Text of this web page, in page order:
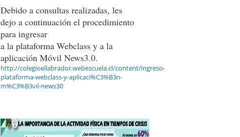
Debido a consultas realizadas, les
dejo a continuación el procedimiento
para ingresar
a la plataforma Webclass y a la
aplicación Móvil News3.0.
http://colegioellabrador.webescuela.cl/content/ingreso-
plataforma-webclass-y-aplicaci%C3%B3n-
m%C3%B3vil-news30